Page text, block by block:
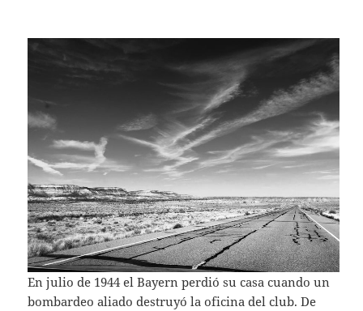
En julio de 1944 el Bayern perdió su casa cuando un
bombardeo aliado destruyó la oficina del club. De